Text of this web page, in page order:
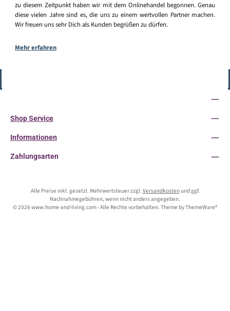
zu diesem Zeitpunkt haben wir mit dem Onlinehandel begonnen. Genau
diese vielen Jahre sind es, die uns zu einem wertvollen Partner machen.
Wir freuen uns sehr Dich als Kunden begrüßen zu dürfen.
Mehr erfahren
Shop Service
Informationen
Zahlungsarten
Alle Preise inkl. gesetzl. Mehrwertsteuer zzgl. Versandkostenund ggf.
Nachnahmegebühren, wenn nicht anders angegeben.
© 2026 www.home-and-living.com - Alle Rechte vorbehalten. Theme byThemeWare®